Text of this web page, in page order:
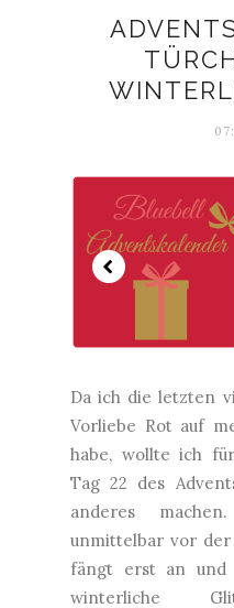
Da ich die letzten
Vorliebe Rot auf
habe, wollte ich
Tag 22 des
anderes
unmittelbar vor
fängt erst an und
winterliche